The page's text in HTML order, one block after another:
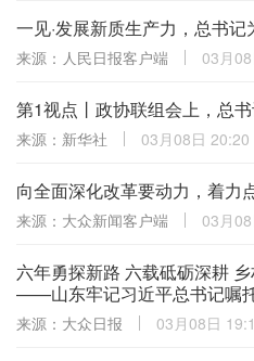
一见·发展新质生产力，总书记
来源：人民日报客户端 03月
第1视点丨政协联组会上，总
来源：新华社 03月08日 20:20
向全面深化改革要动力，着力
来源：大众新闻客户端 03月
六年勇探新路 六载砥砺深耕
——山东牢记习近平总书记嘱
来源：大众日报 03月08日